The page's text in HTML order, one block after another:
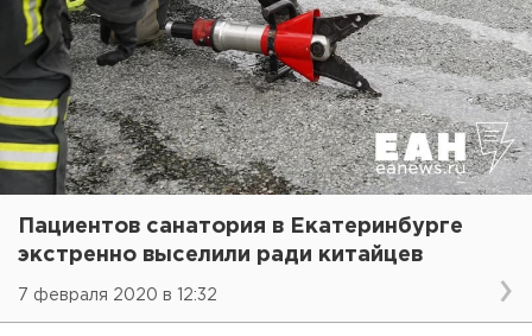
Пациентов санатория в Екатеринбурге
экстренно выселили ради китайцев
7 февраля 2020 в 12:32